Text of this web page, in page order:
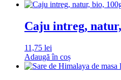
Caju intreg,
11,75 lei
Adaugă în coș